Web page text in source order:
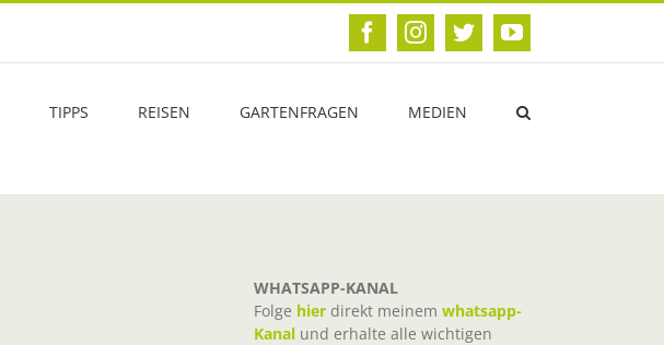
FacebookInstagram
TwitterYouTube
TIPPS REISEN GARTENFRAGEN MEDIEN
WHATSAPP-KANAL
Folge hier direkt meinem whatsapp-
Kanal und erhalte alle wichtigen